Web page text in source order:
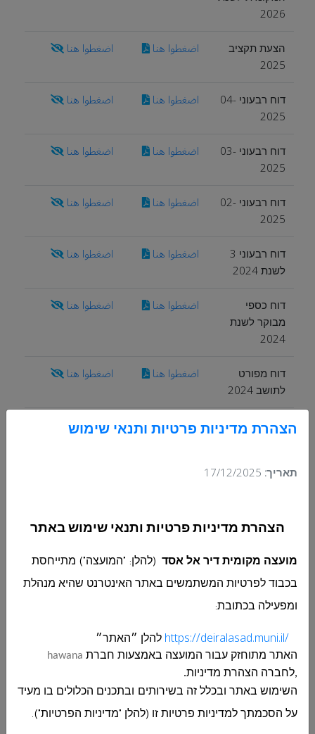
2026
הצעת תקציב
2025
اضغطوا هنا اضغطوا هنا
דוח רבעוני 04-
2025
اضغطوا هنا اضغطوا هنا
דוח רבעוני 03-
2025
اضغطوا هنا اضغطوا هنا
דוח רבעוני 02-
2025
اضغطوا هنا اضغطوا هنا
דוח רבעוני 3
לשנת 2024
اضغطوا هنا اضغطوا هنا
דוח כספי
מבוקר לשנת
2024
اضغطوا هنا اضغطوا هنا
דוח מפורט
לתושב 2024
اضغطوا هنا اضغطوا هنا
דוח רבעוני اضغطوا هنا اضغطوا هنا
2023 - נספח
דוח מדדי ביצוע
דיר אל אסד
חתום לשנת
2023
اضغطوا هنا اضغطوا هنا
דוח כספי
תקופתי חצי
שנתי חתום
2024
اضغطوا هنا اضغطوا هنا
הצהרת מדיניות פרטיות ותנאי שימוש
תאריך:
הצהרת מדיניות פרטיות ותנאי שימוש באתר
מועצה מקומית דיר אל אסד (להלן: "המועצה") מתייחסת
בכבוד לפרטיות המשתמשים באתר האינטרנט שהיא מנהלת
ומפעילה בכתובת:
https://deiralasad.muni.il/להלן ״האתר״
האתר מתוחזק עבור המועצה באמצעות חברת hawana
,לחברה הצהרת מדיניות.
השימוש באתר ובכלל זה בשירותים ובתכנים הכלולים בו מעיד
על הסכמתך למדיניות פרטיות זו (להלן "מדיניות הפרטיות").